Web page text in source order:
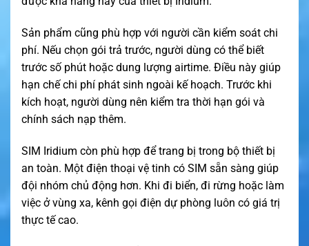
Sản phẩm cũng phù hợp với người cần kiểm soát chi
phí. Nếu chọn gói trả trước, người dùng có thể biết
trước số phút hoặc dung lượng airtime. Điều này giúp
hạn chế chi phí phát sinh ngoài kế hoạch. Trước khi
kích hoạt, người dùng nên kiểm tra thời hạn gói và
chính sách nạp thêm.
SIM Iridium còn phù hợp để trang bị trong bộ thiết bị
an toàn. Một điện thoại vệ tinh có SIM sẵn sàng giúp
đội nhóm chủ động hơn. Khi đi biển, đi rừng hoặc làm
việc ở vùng xa, kênh gọi điện dự phòng luôn có giá trị
thực tế cao.